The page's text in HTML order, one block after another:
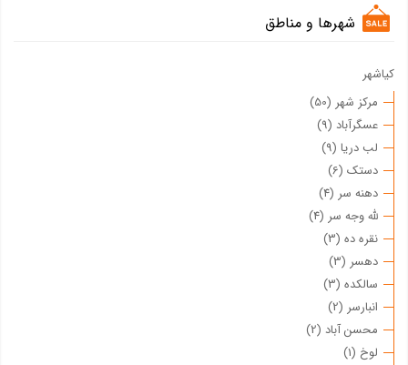
شهرها و مناطق
کیاشهر
مرکز شهر (50)
عسگرآباد (9)
لب دریا (9)
دستک (6)
دهنه سر (4)
لله وجه سر (4)
نقره ده (3)
دهسر (3)
سالکده (3)
انبارسر (2)
محسن آباد (2)
لوخ (1)